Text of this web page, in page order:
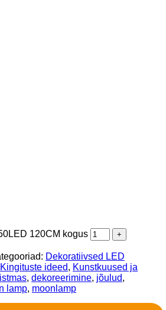
120CM kogus
Dekoratiivsed LED
Kingituste ideed, Kunstkuused ja
, dekoreerimine, jõulud,
lamp, moonlamp